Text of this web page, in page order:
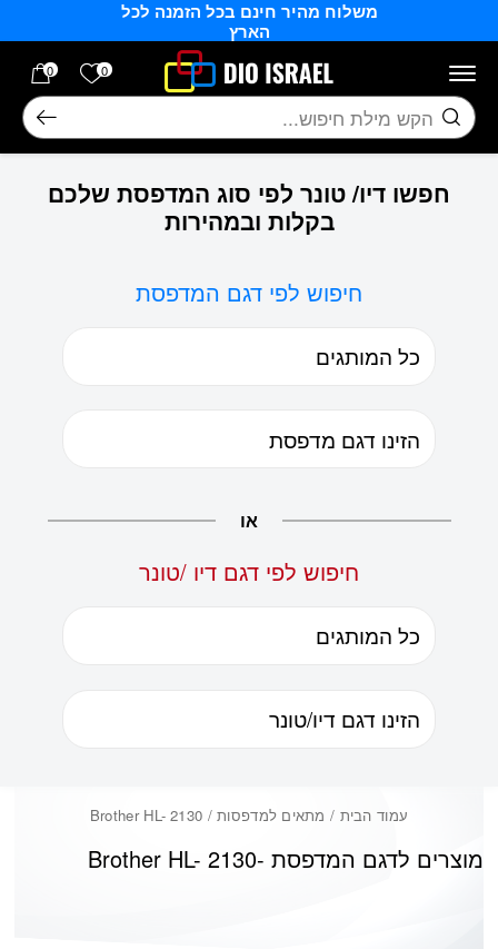
משלוח מהיר חינם בכל הזמנה לכל
הארץ
0 הרשימה
0
חיפוש
חפשו דיו/ טונר לפי סוג המדפסת שלכם
בקלות ובמהירות
חיפוש לפי דגם המדפסת
או
חיפוש לפי דגם דיו /טונר
עמוד הבית / מתאים למדפסות / Brother HL- 2130
Brother HL- 2130מוצרים לדגם המדפסת -